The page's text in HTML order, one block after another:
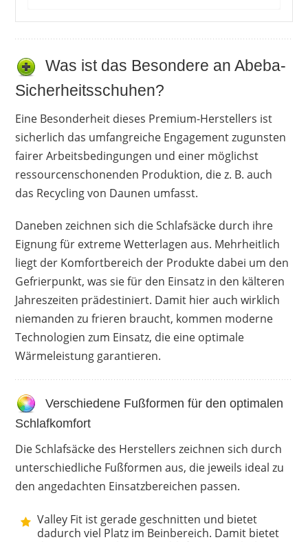
Bei diesem Modell gibt es nur wenige
Rezensionen. Die vorhandenen sprechen
allerdings eine klare Kaufempfehlung aus. Der
Schlafsack hält hinsichtlich seiner
Wärmeleistung absolut, was der Hersteller
verspricht, sodass auch Frauen, die zum Frieren
neigen, warm und bequem schlafen können. Da
es keinerlei negativen Anmerkungen gibt, liegt
hier wohl eine klare Kaufempfehlung vor.
Vorteile
sehr warm
bequem
ideal für Frauen, die leicht frieren
Nachteile
keine bekannt
Was ist das Besondere an Abeba-
Sicherheitsschuhen?
Eine Besonderheit dieses Premium-Herstellers ist
sicherlich das umfangreiche Engagement zugunsten
fairer Arbeitsbedingungen und einer möglichst
ressourcenschonenden Produktion, die z. B. auch
das Recycling von Daunen umfasst.
Daneben zeichnen sich die Schlafsäcke durch ihre
Eignung für extreme Wetterlagen aus. Mehrheitlich
liegt der Komfortbereich der Produkte dabei um den
Gefrierpunkt, was sie für den Einsatz in den kälteren
Jahreszeiten prädestiniert. Damit hier auch wirklich
niemanden zu frieren braucht, kommen moderne
Technologien zum Einsatz, die eine optimale
Wärmeleistung garantieren.
Verschiedene Fußformen für den optimalen
Schlafkomfort
Die Schlafsäcke des Herstellers zeichnen sich durch
unterschiedliche Fußformen aus, die jeweils ideal zu
den angedachten Einsatzbereichen passen.
Valley Fit ist gerade geschnitten und bietet
dadurch viel Platz im Beinbereich. Damit bietet